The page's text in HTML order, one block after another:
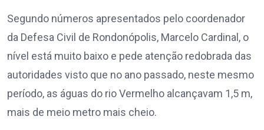
Segundo números apresentados pelo coordenador
da Defesa Civil de Rondonópolis, Marcelo Cardinal, o
nível está muito baixo e pede atenção redobrada das
autoridades visto que no ano passado, neste mesmo
período, as águas do rio Vermelho alcançavam 1,5 m,
mais de meio metro mais cheio.